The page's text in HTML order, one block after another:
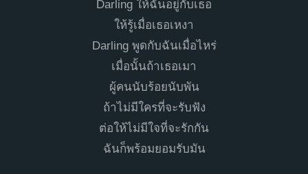
Darling ให้ฉันอยู่กับเธอ
ให้รู้เมื่อเธอเหงา
Darling พูดกับฉันเมื่อไหร่
เมื่อนั้นถ้าเธอเมา
ผู้คนนับร้อยนับพัน
ถ้าไม่มีใครที่จะรับฟัง
ต่อให้ไม่มีใจที่จะรักกัน
ฉันก็พร้อมยอมรับมัน